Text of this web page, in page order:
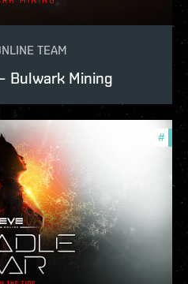
TEAM
Bulwark Mining
#